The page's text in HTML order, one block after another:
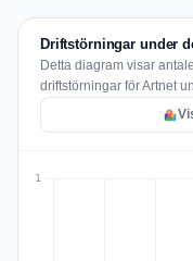
Driftstörningar under
Detta diagram visar
driftstörningar för Artnet